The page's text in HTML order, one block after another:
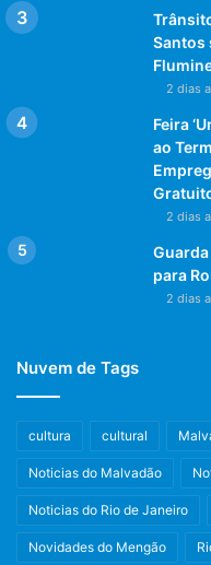
Santos
2 dias
Feira
ao
2 dias
para
2 dias
Nuvem de Tags
cultura cultural
Noticias do Malvadão
Noticias do Rio de Janeiro
Novidades do Mengão